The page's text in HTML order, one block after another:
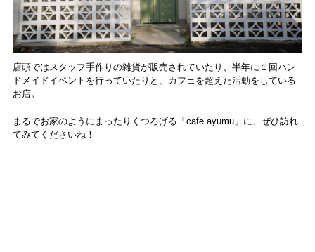
店頭ではスタッフ手作りの雑貨が販売されていたり、半年に１回ハン
ドメイドイベントを行っていたりと、カフェを超えた活動をしている
お店。
まるでお家のようにまったりくつろげる「cafe ayumu」に、ぜひ訪れ
てみてくださいね！